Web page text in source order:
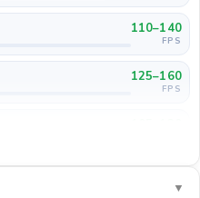
110–140
FPS
125–160
FPS
FPS
▼